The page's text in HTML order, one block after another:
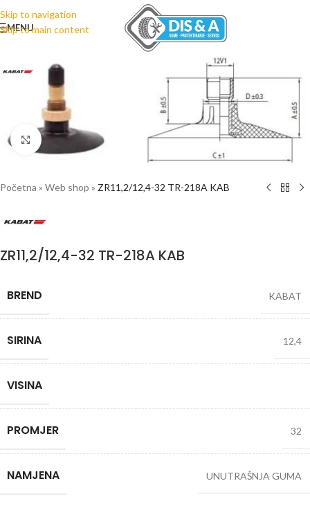
Skip to navigation
Skip to main content
MENU
Click to enlarge
Početna » Web shop » ZR11,2/12,4-32 TR-218A KAB
ZR11,2/12,4-32 TR-218A KAB
BREND KABAT
SIRINA 12,4
VISINA
PROMJER 32
NAMJENA UNUTRAŠNJA GUMA